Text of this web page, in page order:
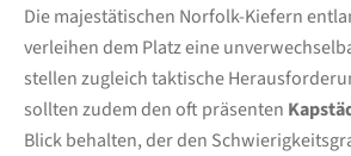
Die majestätischen Norfolk-Kiefern
verleihen dem Platz eine
stellen zugleich taktische
sollten zudem den oft präsenten
Blick behalten, der den